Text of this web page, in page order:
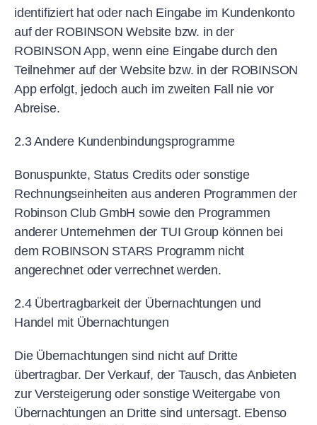
identifiziert hat oder nach Eingabe im Kundenkonto
auf der ROBINSON Website bzw. in der
ROBINSON App, wenn eine Eingabe durch den
Teilnehmer auf der Website bzw. in der ROBINSON
App erfolgt, jedoch auch im zweiten Fall nie vor
Abreise.
2.3 Andere Kundenbindungsprogramme
Bonuspunkte, Status Credits oder sonstige
Rechnungseinheiten aus anderen Programmen der
Robinson Club GmbH sowie den Programmen
anderer Unternehmen der TUI Group können bei
dem ROBINSON STARS Programm nicht
angerechnet oder verrechnet werden.
2.4 Übertragbarkeit der Übernachtungen und
Handel mit Übernachtungen
Die Übernachtungen sind nicht auf Dritte
übertragbar. Der Verkauf, der Tausch, das Anbieten
zur Versteigerung oder sonstige Weitergabe von
Übernachtungen an Dritte sind untersagt. Ebenso